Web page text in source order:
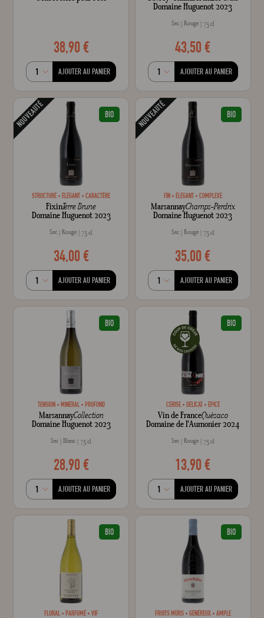
38,90 €
AJOUTER AU PANIER
Domaine Huguenot 2023
Sec Rouge 75 cl
43,50 €
AJOUTER AU PANIER
BIO
NOUVEAUTÉ
STRUCTURÉ ÉLÉGANT CARACTÈRE
FixinTerre Brune
Domaine Huguenot 2023
Sec Rouge 75 cl
34,00 €
AJOUTER AU PANIER
BIO
NOUVEAUTÉ
FIN ÉLÉGANT COMPLEXE
MarsannayChamps-Perdrix
Domaine Huguenot 2023
Sec Rouge 75 cl
35,00 €
AJOUTER AU PANIER
BIO
TENSION MINÉRAL PROFOND
MarsannayCollection
Domaine Huguenot 2023
Sec Blanc 75 cl
28,90 €
AJOUTER AU PANIER
BIO
CERISE DÉLICAT ÉPICÉ
Vin de FranceQuèsaco
Domaine de l'Aumonier 2024
Sec Rouge 75 cl
13,90 €
AJOUTER AU PANIER
BIO
FLORAL PARFUMÉ VIF
BIO
FRUITS MÛRS GÉNÉREUX AMPLE